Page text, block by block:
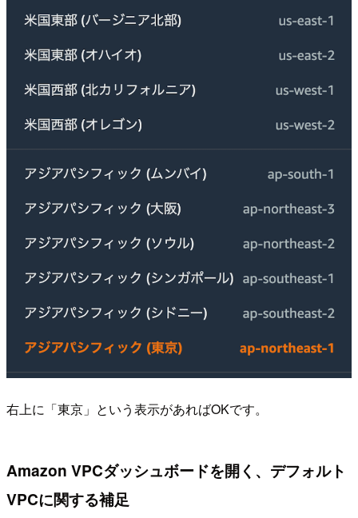
右上に「東京」という表示があればOKです。
Amazon VPCダッシュボードを開く、デフォルト
VPCに関する補足